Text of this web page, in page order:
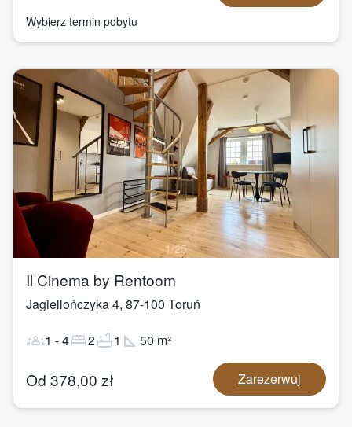
Wybierz termin pobytu
1/25
Il Cinema by Rentoom
Jagiellończyka 4, 87-100 Toruń
groups1 -4bed2bathtub1 square_foot 50 m²
Od 378,00 zł Zarezerwuj